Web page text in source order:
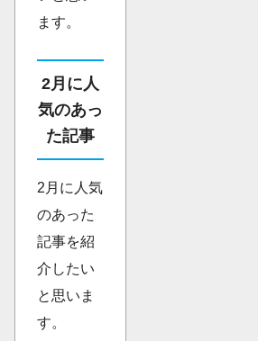
ます。
2月に人
気のあっ
た記事
2月に人気
のあった
記事を紹
介したい
と思いま
す。